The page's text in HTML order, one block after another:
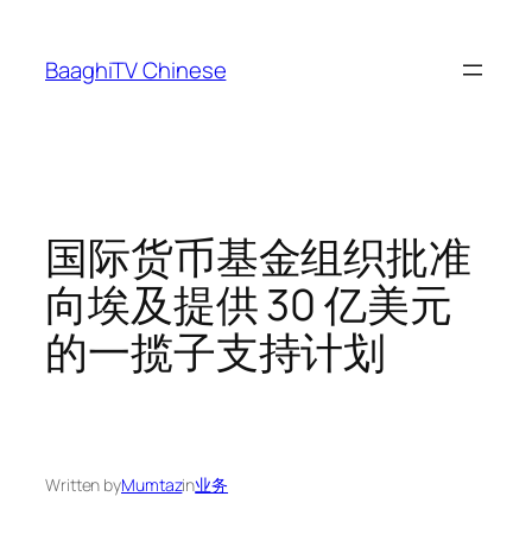
content
BaaghiTV Chinese
国际货币基金组织批准
向埃及提供 30 亿美元
的一揽子支持计划
Written byMumtazin业务